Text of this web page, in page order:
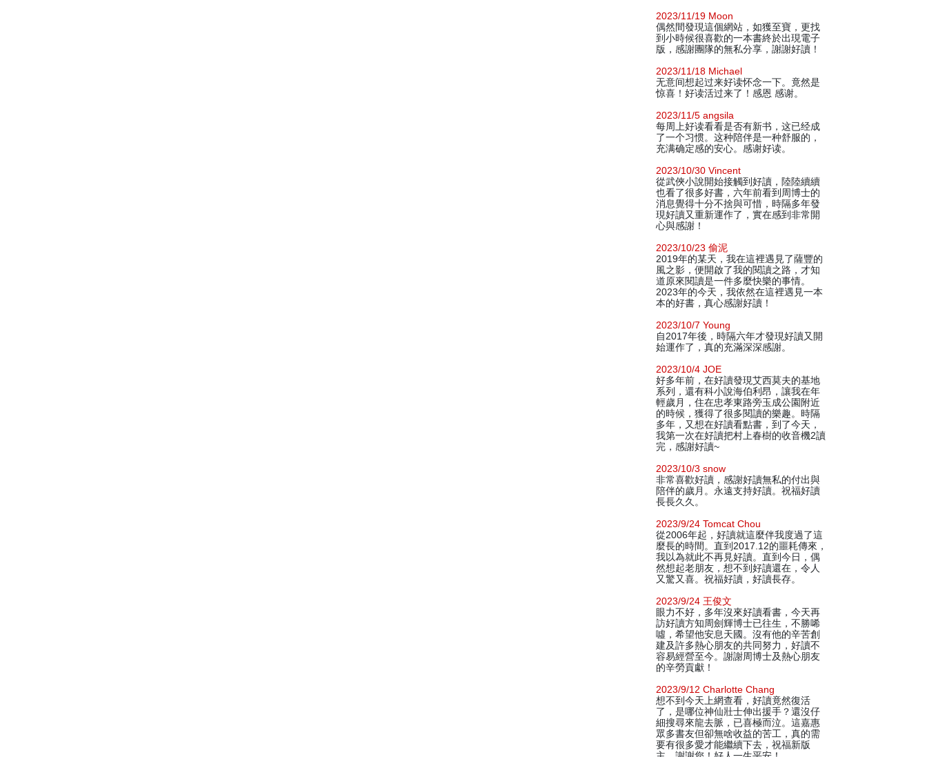
2023/11/19 Moon
偶然間發現這個網站，如獲至寶，更找
到小時候很喜歡的一本書終於出現電子
版，感謝團隊的無私分享，謝謝好讀！
2023/11/18 Michael
无意间想起过来好读怀念一下。竟然是
惊喜！好读活过来了！感恩 感谢。
2023/11/5 angsila
每周上好读看看是否有新书，这已经成
了一个习惯。这种陪伴是一种舒服的，
充满确定感的安心。感谢好读。
2023/10/30 Vincent
從武俠小說開始接觸到好讀，陸陸續續
也看了很多好書，六年前看到周博士的
消息覺得十分不捨與可惜，時隔多年發
現好讀又重新運作了，實在感到非常開
心與感謝！
2023/10/23 偷泥
2019年的某天，我在這裡遇見了薩豐的
風之影，便開啟了我的閱讀之路，才知
道原來閱讀是一件多麼快樂的事情。
2023年的今天，我依然在這裡遇見一本
本的好書，真心感謝好讀！
2023/10/7 Young
自2017年後，時隔六年才發現好讀又開
始運作了，真的充滿深深感謝。
2023/10/4 JOE
好多年前，在好讀發現艾西莫夫的基地
系列，還有科小說海伯利昂，讓我在年
輕歲月，住在忠孝東路旁玉成公園附近
的時候，獲得了很多閱讀的樂趣。時隔
多年，又想在好讀看點書，到了今天，
我第一次在好讀把村上春樹的收音機2讀
完，感謝好讀~
2023/10/3 snow
非常喜歡好讀，感謝好讀無私的付出與
陪伴的歲月。永遠支持好讀。祝福好讀
長長久久。
2023/9/24 Tomcat Chou
從2006年起，好讀就這麼伴我度過了這
麼長的時間。直到2017.12的噩耗傳來，
我以為就此不再見好讀。直到今日，偶
然想起老朋友，想不到好讀還在，令人
又驚又喜。祝福好讀，好讀長存。
2023/9/24 王俊文
眼力不好，多年沒來好讀看書，今天再
訪好讀方知周劍輝博士已往生，不勝唏
噓，希望他安息天國。沒有他的辛苦創
建及許多熱心朋友的共同努力，好讀不
容易經營至今。謝謝周博士及熱心朋友
的辛勞貢獻！
2023/9/12 Charlotte Chang
想不到今天上網查看，好讀竟然復活
了，是哪位神仙壯士伸出援手？還沒仔
細搜尋來龍去脈，已喜極而泣。這嘉惠
眾多書友但卻無啥收益的苦工，真的需
要有很多愛才能繼續下去，祝福新版